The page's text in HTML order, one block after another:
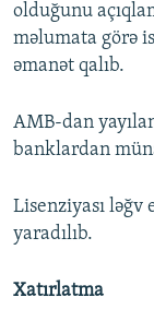
olduğunu
məlumata görə
əmanət qalıb.
AMB-dan
banklardan
Lisenziyası
yaradılıb.
Xatırlatma